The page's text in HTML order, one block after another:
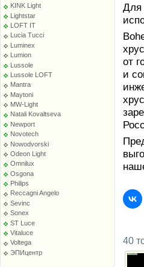
KINK Light
Lightstar
LOFT IT
Lucia Tucci
Luminex
Lumion
Lussole
Lussole LOFT
Mantra
Maytoni
MW-Light
Natali Kovaltseva
Newport
Novotech
Nowodvorski
Odeon Light
Omnilux
Osgona
Philips
Reccagni Angelo
Sevinc
Sonex
ST Luce
Vitaluce
Voltega
ЭПИцентр
Для
от
и
40